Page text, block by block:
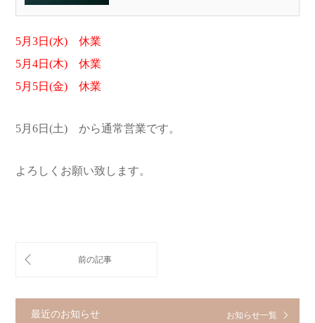
5月3日(水) 休業
5月4日(木) 休業
5月5日(金) 休業
5月6日(土) から通常営業です。
よろしくお願い致します。
最近のお知らせ お知らせ一覧